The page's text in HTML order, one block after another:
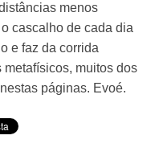
menos
cascalho de cada dia
e faz da corrida
metafísicos, muitos dos
páginas. Evoé.